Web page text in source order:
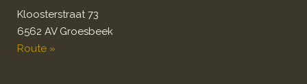
Kloosterstraat 73
6562 AV Groesbeek
Route »